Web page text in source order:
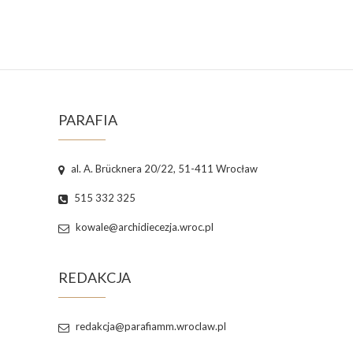
PARAFIA
al. A. Brücknera 20/22, 51-411 Wrocław
515 332 325
kowale@archidiecezja.wroc.pl
REDAKCJA
redakcja@parafiamm.wroclaw.pl